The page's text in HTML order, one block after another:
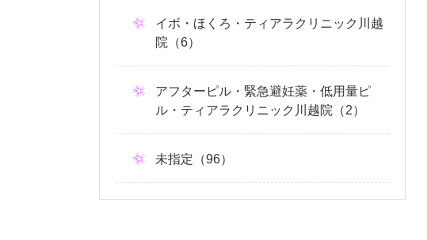
イボ・ほくろ・ティアラクリニック川越
院（6）
アフターピル・緊急避妊薬・低用量ピ
ル・ティアラクリニック川越院（2）
未指定（96）